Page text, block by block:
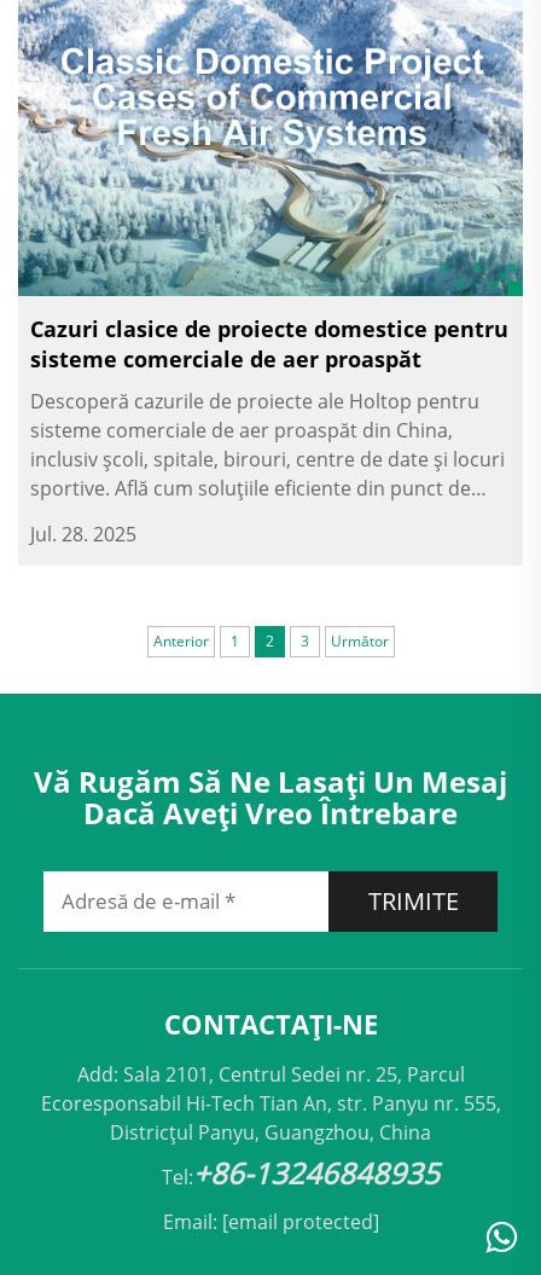
Cazuri clasice de proiecte domestice pentru
sisteme comerciale de aer proaspăt
Descoperă cazurile de proiecte ale Holtop pentru
sisteme comerciale de aer proaspăt din China,
inclusiv școli, spitale, birouri, centre de date și locuri
sportive. Află cum soluțiile eficiente din punct de
aerului interior și sprijină dezvoltarea clădirilor
Jul. 28. 2025
Anterior 1 2 3 Următor
Vă Rugăm Să Ne Lasați Un Mesaj
Dacă Aveți Vreo Întrebare
TRIMITE
CONTACTAȚI-NE
Add: Sala 2101, Centrul Sedei nr. 25, Parcul
Ecoresponsabil Hi-Tech Tian An, str. Panyu nr. 555,
Districțul Panyu, Guangzhou, China
Tel:+86-13246848935
Email: [email protected]